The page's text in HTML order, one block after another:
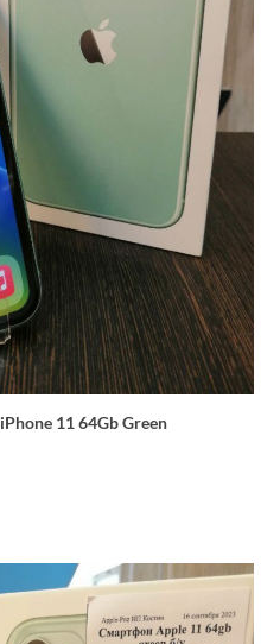
11 64Gb Green